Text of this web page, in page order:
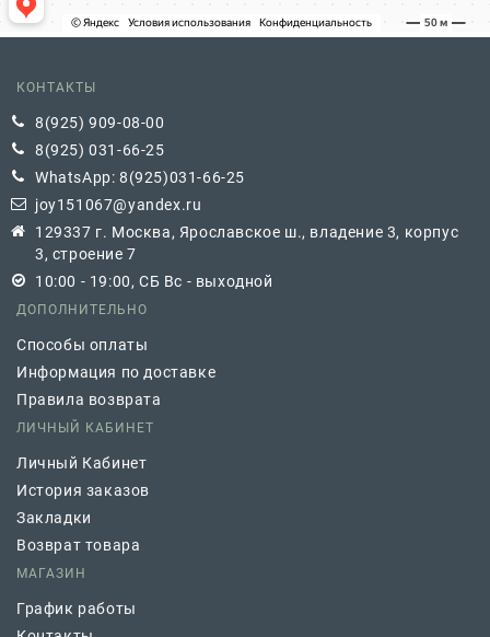
КОНТАКТЫ
8(925) 909-08-00
8(925) 031-66-25
WhatsApp: 8(925)031-66-25
joy151067@yandex.ru
129337 г. Москва, Ярославское ш., владение 3, корпус
3, строение 7
10:00 - 19:00, СБ Вс - выходной
ДОПОЛНИТЕЛЬНО
Способы оплаты
Информация по доставке
Правила возврата
ЛИЧНЫЙ КАБИНЕТ
Личный Кабинет
История заказов
Закладки
Возврат товара
МАГАЗИН
График работы